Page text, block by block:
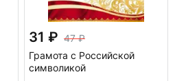
31
47
Грамота с Российской
символикой